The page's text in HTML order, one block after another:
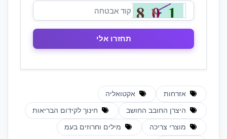
אזרחות אקטואליה
היצרן החובב החושב חינוך לקידום הבריאות
מוצרי צריכה מילים וחרוזים בעמ